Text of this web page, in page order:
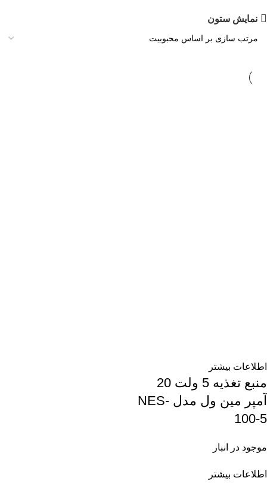
نمایش ستون
اطلاعات بیشتر
منبع تغذیه 5 ولت 20
آمپر مین ول مدل NES-
100-5
موجود در انبار
اطلاعات بیشتر